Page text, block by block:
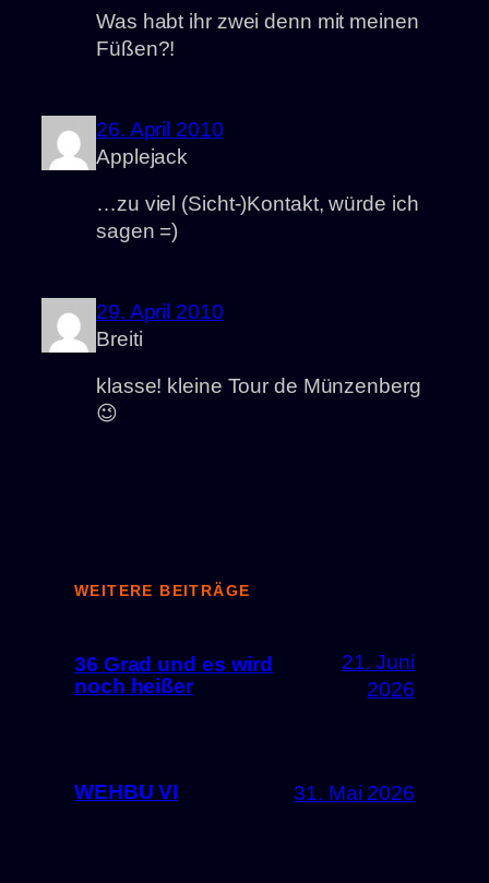
Was habt ihr zwei denn mit meinen
Füßen?!
26. April 2010
Applejack
…zu viel (Sicht-)Kontakt, würde ich
sagen =)
29. April 2010
Breiti
klasse! kleine Tour de Münzenberg
😉
WEITERE BEITRÄGE
36 Grad und es wird
noch heißer
21. Juni
2026
WEHBU VI 31. Mai 2026